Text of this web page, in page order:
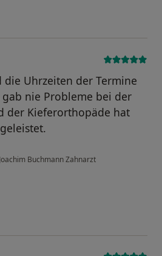
Uhrzeiten der Termine
nie Probleme bei der
der Kieferorthopäde hat
Buchmann Zahnarzt